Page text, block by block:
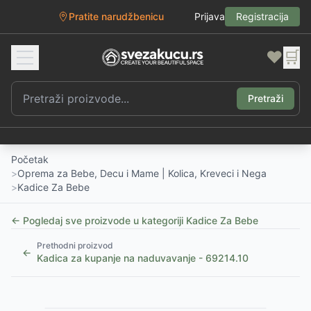
Pratite narudžbenicu Prijava Registracija
❤️ 🛒
Pretraži
Početak
>Oprema za Bebe, Decu i Mame | Kolica, Kreveci i Nega
>Kadice Za Bebe
← Pogledaj sve proizvode u kategoriji Kadice Za Bebe
←
Prethodni proizvod
Kadica za kupanje na naduvavanje - 69214.10